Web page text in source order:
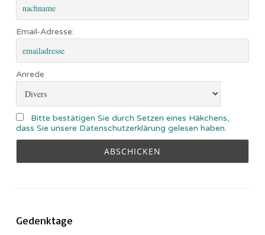
Email-Adresse:
Anrede
Bitte bestätigen Sie durch Setzen eines Häkchens,
dass Sie unsere Datenschutzerklärung gelesen haben.
Gedenktage